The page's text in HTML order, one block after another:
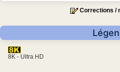
Corrections /
8K - Ultra HD